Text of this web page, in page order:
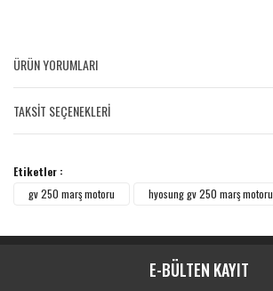
ÜRÜN YORUMLARI
TAKSİT SEÇENEKLERİ
Etiketler :
gv 250 marş motoru
hyosung gv 250 marş motoru
E-BÜLTEN KAYIT